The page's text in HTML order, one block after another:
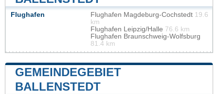
Flughafen Flughafen Magdeburg-Cochstedt 19.6
km
Flughafen Leipzig/Halle 76.6 km
Flughafen Braunschweig-Wolfsburg
81.4 km
GEMEINDEGEBIET
BALLENSTEDT